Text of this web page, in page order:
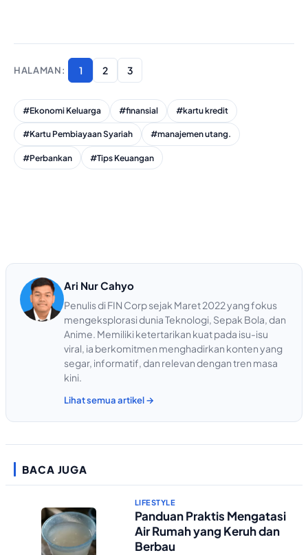
1 2 3
#Ekonomi Keluarga #finansial #kartu kredit
#Kartu Pembiayaan Syariah #manajemen utang.
#Perbankan #Tips Keuangan
Ari Nur Cahyo
Penulis di FIN Corp sejak Maret 2022 yang fokus
mengeksplorasi dunia Teknologi, Sepak Bola, dan
Anime. Memiliki ketertarikan kuat pada isu-isu
viral, ia berkomitmen menghadirkan konten yang
segar, informatif, dan relevan dengan tren masa
kini.
Lihat semua artikel →
BACA JUGA
LIFESTYLE
Panduan Praktis Mengatasi
Air Rumah yang Keruh dan
Berbau